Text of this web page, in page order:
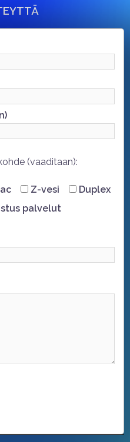
(vaaditaan):
Z-vesi
Duplex
palvelut